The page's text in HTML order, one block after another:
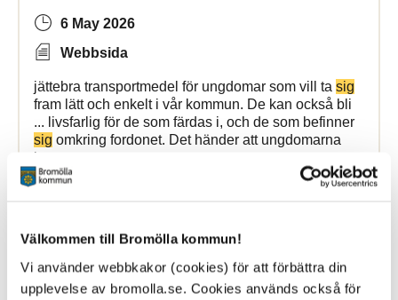
Välkommen till Bromölla kommun!
Vi använder webbkakor (cookies) för att förbättra din
upplevelse av bromolla.se. Cookies används också för
6 May 2026
Webbsida
jättebra transportmedel för ungdomar som vill ta sig
fram lätt och enkelt i vår kommun. De kan också bli
... livsfarlig för de som färdas i, och de som befinner
sig omkring fordonet. Det händer att ungdomarna
inte
Bromölla Kommun
[Arkiverad] Spännande samarbete med
fokus på matematik